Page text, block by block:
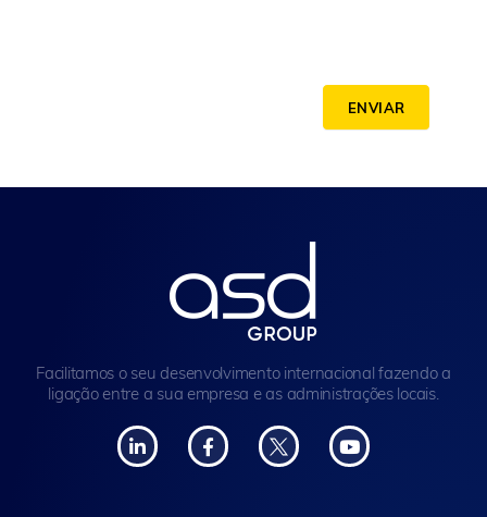
ENVIAR
Facilitamos o seu desenvolvimento internacional fazendo a
ligação entre a sua empresa e as administrações locais.